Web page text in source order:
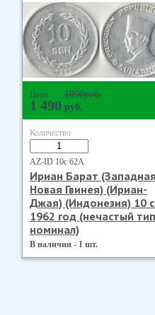
Цена 1990руб.
1 490 руб.
Количество
AZ-ID 10с 62А
Ириан Барат
Новая Гвинея) (Ириан-
Джая) (Индонезия) 10
1962 год (нечастый
номинал)
В наличии - 1 шт.